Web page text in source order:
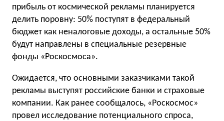
прибыль от космической рекламы планируется
делить поровну: 50% поступят в федеральный
бюджет как неналоговые доходы, а остальные 50%
будут направлены в специальные резервные
фонды «Роскосмоса».
Ожидается, что основными заказчиками такой
рекламы выступят российские банки и страховые
компании. Как ранее сообщалось, «Роскосмос»
провел исследование потенциального спроса,